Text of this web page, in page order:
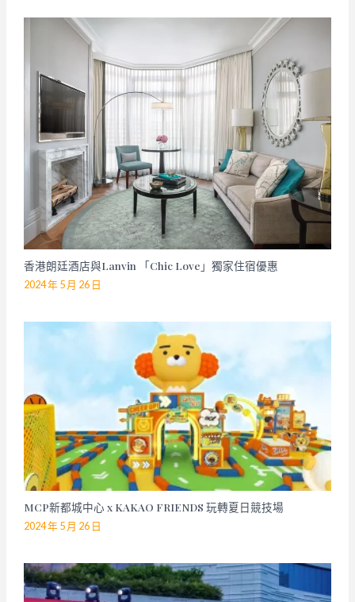
香港朗廷酒店與Lanvin 「Chic Love」獨家住宿優惠
2024 年 5 月 26 日
MCP新都城中心 x KAKAO FRIENDS 玩轉夏日競技場
2024 年 5 月 26 日